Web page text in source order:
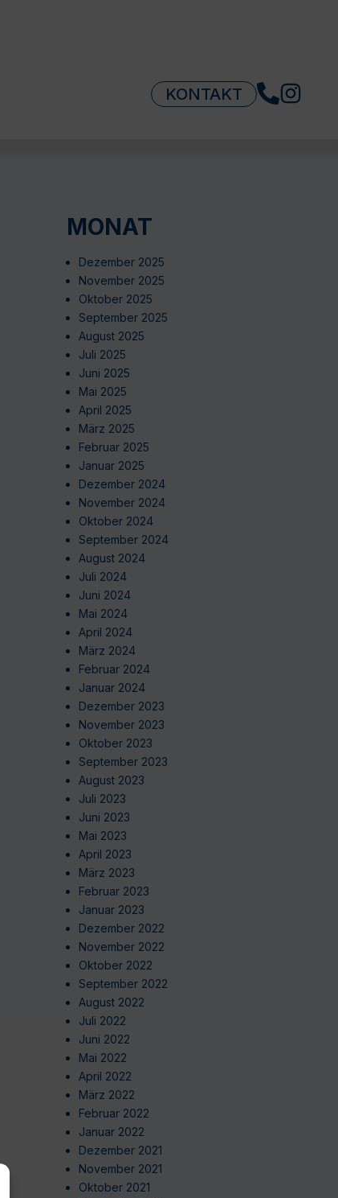
KONTAKT
MONAT
Dezember 2025
November 2025
Oktober 2025
September 2025
August 2025
Juli 2025
Juni 2025
Mai 2025
April 2025
März 2025
Februar 2025
Januar 2025
Dezember 2024
November 2024
Oktober 2024
September 2024
August 2024
Juli 2024
Juni 2024
Mai 2024
April 2024
März 2024
Februar 2024
Januar 2024
Dezember 2023
November 2023
Oktober 2023
September 2023
August 2023
Juli 2023
Juni 2023
Mai 2023
April 2023
März 2023
Februar 2023
Januar 2023
Dezember 2022
November 2022
Oktober 2022
September 2022
August 2022
Juli 2022
Juni 2022
Mai 2022
April 2022
März 2022
Februar 2022
Januar 2022
Dezember 2021
November 2021
Oktober 2021